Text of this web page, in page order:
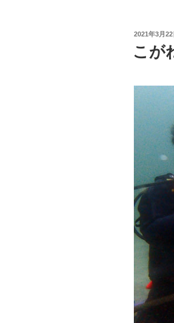
投
日:
2021年3月22
こが